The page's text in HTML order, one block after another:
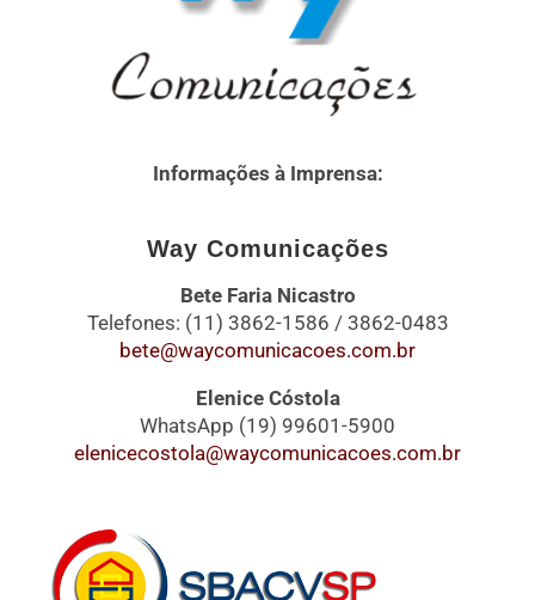
Informações à Imprensa:
Way Comunicações
Bete Faria Nicastro
Telefones: (11) 3862-1586 / 3862-0483
bete@waycomunicacoes.com.br
Elenice Cóstola
WhatsApp (19) 99601-5900
elenicecostola@waycomunicacoes.com.br